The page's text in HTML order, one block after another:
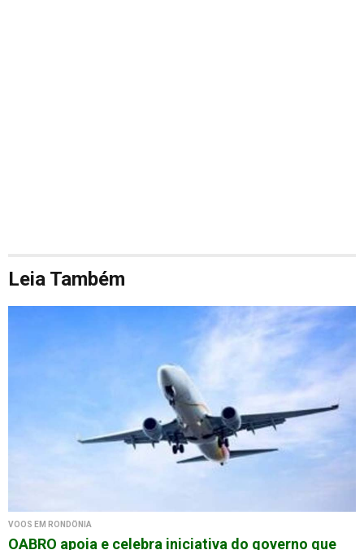
Leia Também
VOOS EM RONDÔNIA
OABRO apoia e celebra iniciativa do governo que